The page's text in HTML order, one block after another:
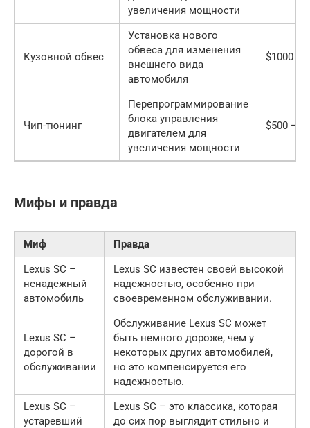
увеличения мощности
Кузовной обвес
Установка нового
обвеса для изменения
внешнего вида
автомобиля
$1000 —
Чип-тюнинг
Перепрограммирование
блока управления
двигателем для
увеличения мощности
$500 —
Мифы и правда
Миф
Правда
Lexus SC –
ненадежный
автомобиль
Lexus SC известен своей высокой
надежностью, особенно при
своевременном обслуживании.
Lexus SC –
дорогой в
обслуживании
Обслуживание Lexus SC может
быть немного дороже, чем у
некоторых других автомобилей,
но это компенсируется его
надежностью.
Lexus SC –
устаревший
Lexus SC – это классика, которая
до сих пор выглядит стильно и